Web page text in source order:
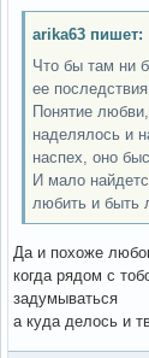
arika63 пишет:
Что бы там ни
ее
Понятие
наделялось и
наспех, оно
И мало
любить и быть
Да и похоже
когда рядом с
задумываться
а куда делось и